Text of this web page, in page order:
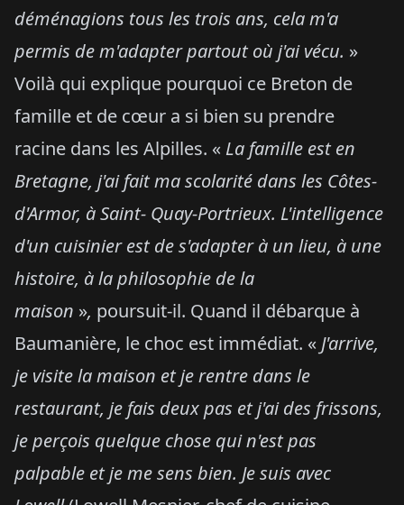
déménagions tous les trois ans, cela m'a
permis de m'adapter partout où j'ai vécu. »
Voilà qui explique pourquoi ce Breton de
famille et de cœur a si bien su prendre
racine dans les Alpilles. « La famille est en
Bretagne, j'ai fait ma scolarité dans les Côtes-
d'Armor, à Saint- Quay-Portrieux. L'intelligence
d'un cuisinier est de s'adapter à un lieu, à une
histoire, à la philosophie de la
maison », poursuit-il. Quand il débarque à
Baumanière, le choc est immédiat. « J'arrive,
je visite la maison et je rentre dans le
restaurant, je fais deux pas et j'ai des frissons,
je perçois quelque chose qui n'est pas
palpable et je me sens bien. Je suis avec